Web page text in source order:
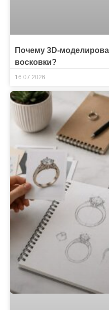
Почему 3D-
восковки?
16.07.2026